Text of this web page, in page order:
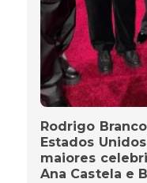
Rodrigo
Estados
maiores
Ana Castela e